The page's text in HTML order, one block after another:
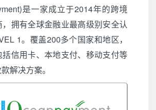
是一家成立于2014年的跨境
拥有全球金融业最高级别安全认
1。覆盖200多个国家和地区，
信用卡、本地支付、移动支付等
解决方案。